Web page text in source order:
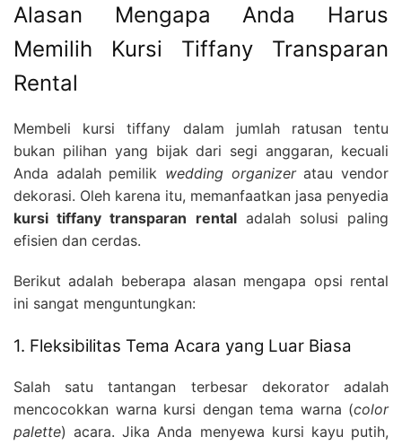
Alasan Mengapa Anda Harus
Memilih Kursi Tiffany Transparan
Rental
Membeli kursi tiffany dalam jumlah ratusan tentu
bukan pilihan yang bijak dari segi anggaran, kecuali
Anda adalah pemilik wedding organizeratau vendor
dekorasi. Oleh karena itu, memanfaatkan jasa penyedia
kursi tiffany transparan rentaladalah solusi paling
efisien dan cerdas.
Berikut adalah beberapa alasan mengapa opsi rental
ini sangat menguntungkan:
1. Fleksibilitas Tema Acara yang Luar Biasa
Salah satu tantangan terbesar dekorator adalah
mencocokkan warna kursi dengan tema warna (color
palette) acara. Jika Anda menyewa kursi kayu putih,